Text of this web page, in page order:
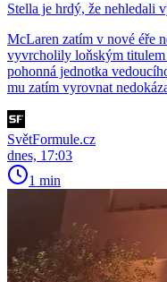
Stella je hrdý, že nehledali
McLaren zatím v nové éře
vyvrcholily loňským titulem
pohonná jednotka
mu zatím vyrovnat
SvětFormule.cz
dnes, 17:03
1 min